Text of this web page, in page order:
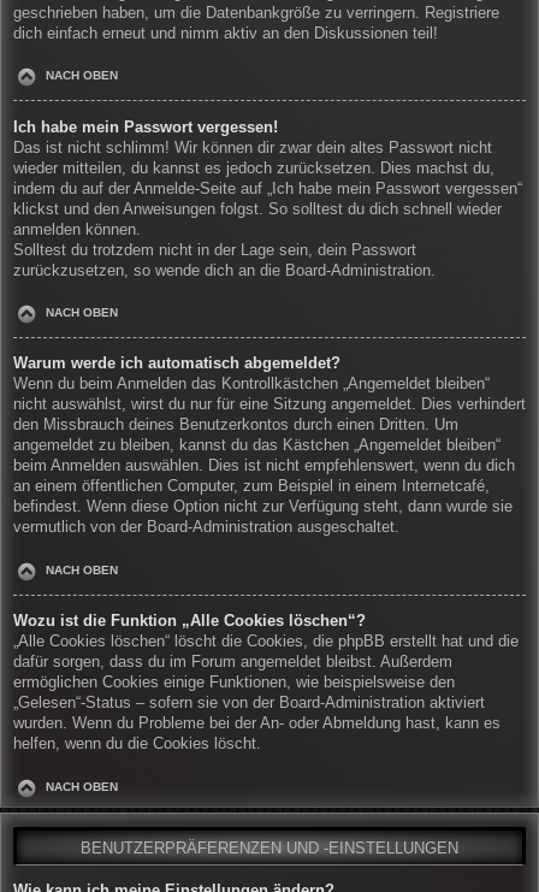
geschrieben haben, um die Datenbankgröße zu verringern. Registriere
dich einfach erneut und nimm aktiv an den Diskussionen teil!
NACH OBEN
Ich habe mein Passwort vergessen!
Das ist nicht schlimm! Wir können dir zwar dein altes Passwort nicht
wieder mitteilen, du kannst es jedoch zurücksetzen. Dies machst du,
indem du auf der Anmelde-Seite auf „Ich habe mein Passwort vergessen“
klickst und den Anweisungen folgst. So solltest du dich schnell wieder
anmelden können.
Solltest du trotzdem nicht in der Lage sein, dein Passwort
zurückzusetzen, so wende dich an die Board-Administration.
NACH OBEN
Warum werde ich automatisch abgemeldet?
Wenn du beim Anmelden das Kontrollkästchen „Angemeldet bleiben“
nicht auswählst, wirst du nur für eine Sitzung angemeldet. Dies verhindert
den Missbrauch deines Benutzerkontos durch einen Dritten. Um
angemeldet zu bleiben, kannst du das Kästchen „Angemeldet bleiben“
beim Anmelden auswählen. Dies ist nicht empfehlenswert, wenn du dich
an einem öffentlichen Computer, zum Beispiel in einem Internetcafé,
befindest. Wenn diese Option nicht zur Verfügung steht, dann wurde sie
vermutlich von der Board-Administration ausgeschaltet.
NACH OBEN
Wozu ist die Funktion „Alle Cookies löschen“?
„Alle Cookies löschen“ löscht die Cookies, die phpBB erstellt hat und die
dafür sorgen, dass du im Forum angemeldet bleibst. Außerdem
ermöglichen Cookies einige Funktionen, wie beispielsweise den
„Gelesen“-Status – sofern sie von der Board-Administration aktiviert
wurden. Wenn du Probleme bei der An- oder Abmeldung hast, kann es
helfen, wenn du die Cookies löscht.
NACH OBEN
BENUTZERPRÄFERENZEN UND -EINSTELLUNGEN